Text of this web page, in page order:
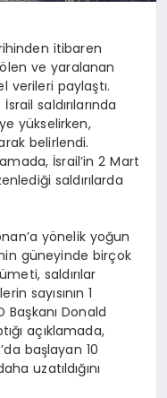
itibaren
ve yaralanan
verileri paylaştı.
saldırılarında
yükselirken,
belirlendi.
İsrail’in 2 Mart
saldırılarda
yönelik yoğun
güneyinde birçok
saldırılar
sayısının 1
Başkanı Donald
açıklamada,
başlayan 10
uzatıldığını